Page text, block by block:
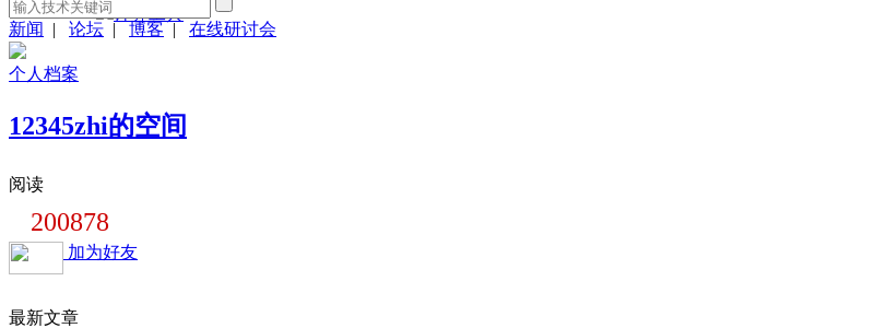
计算工具
新闻
| 论坛 | 博客 | 在线研讨会
个人档案
12345zhi的空间
阅读
200878
加为好友
最新文章